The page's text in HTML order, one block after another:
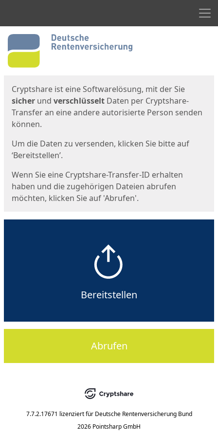
Start
Cryptshare ist eine Softwarelösung, mit der Sie
sicher und verschlüsselt Daten per Cryptshare-
Transfer an eine andere autorisierte Person senden
können.
Um die Daten zu versenden, klicken Sie bitte auf
‘Bereitstellen’.
Wenn Sie eine Cryptshare-Transfer-ID erhalten
haben und die zugehörigen Dateien abrufen
möchten, klicken Sie auf 'Abrufen'.
Bereitstellen
Abrufen
7.7.2.17671 lizenziert für Deutsche Rentenversicherung Bund
2026 Pointsharp GmbH